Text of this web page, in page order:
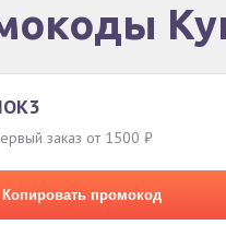
заказ от 1500 ₽
Копировать промокод